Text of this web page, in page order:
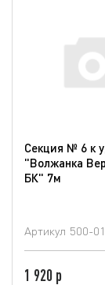
Секция № 6 к
"Волжанка
БК" 7м
Артикул 500-
1 920 р